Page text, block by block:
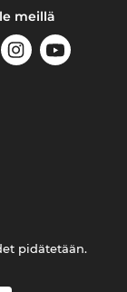
meillä
pidätetään.